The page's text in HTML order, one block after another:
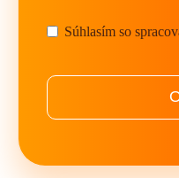
Súhlasím so